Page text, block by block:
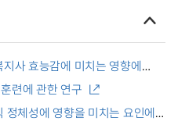
사 효능감에 미치는 영향에
사회복지관을 중심으로 = (A)
education of social
efficacy : focused on the
Seoul
련에 관한 연구
체성에 영향을 미치는 요인에